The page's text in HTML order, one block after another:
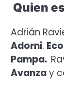
Quien
Adrián
Adorni.
Pampa.
Avanzay